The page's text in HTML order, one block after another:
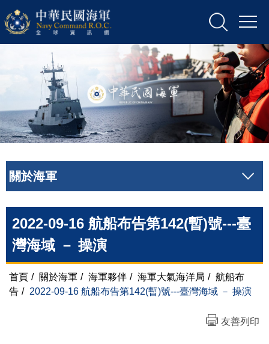
關於海軍
2022-09-16 航船布告第142(暫)號---臺
灣海域 － 操演
首頁 / 關於海軍 / 海軍夥伴 / 海軍大氣海洋局 / 航船布
告 / 2022-09-16 航船布告第142(暫)號---臺灣海域 － 操演
友善列印